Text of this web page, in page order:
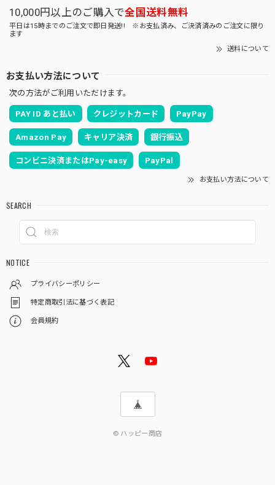
10,000円以上のご購入で全国送料無料
平日は15時までのご注文で即日発送!! ※お支払済み、ご決済済みのご注文に限り
ます
送料について
お支払い方法について
次の方法がご利用いただけます。
PAY ID あと払い クレジットカード PayPay
Amazon Pay キャリア決済 銀行振込
コンビニ決済またはPay-easy PayPal
お支払い方法について
SEARCH
NOTICE
プライバシーポリシー
特定商取引法に基づく表記
会員規約
© ハッピー商店